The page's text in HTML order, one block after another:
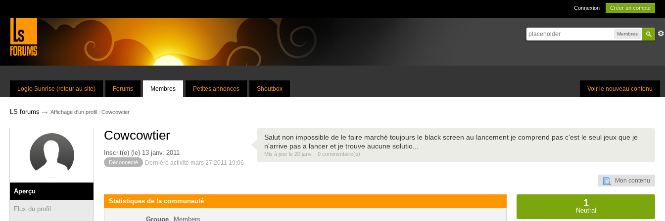
Connexion Créer un compte
Membres
Voir le nouveau contenu
Logic-Sunrise (retour au site) Forums Membres Petites annonces Shoutbox
LS forums → Affichage d'un profil : Cowcowtier
Aperçu
Flux du profil
Cowcowtier
Inscrit(e) (le) 13 janv. 2011
Déconnecté Dernière activité mars 27 2011 19:06
Salut non impossible de le faire marché toujours le black screen au lancement je comprend pas c'est le seul jeux que je
n'arrive pas a lancer et je trouve aucune solutio...
Mis à jour le 20 janv. · 0 commentaire(s)
Mon contenu
Statistiques de la communauté
Groupe Members
1
Neutral